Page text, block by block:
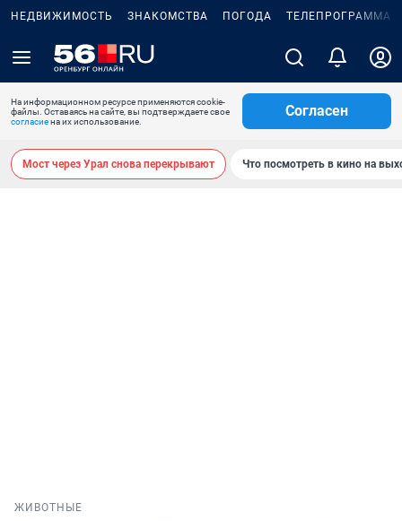
НЕДВИЖИМОСТЬ ЗНАКОМСТВА ПОГОДА ТЕЛЕПРОГРАММА
На информационном ресурсе применяются cookie-
файлы. Оставаясь на сайте, вы подтверждаете свое
согласиена их использование.
Согласен
Мост через Урал снова перекрывают Что посмотреть в кино на
ЖИВОТНЫЕ